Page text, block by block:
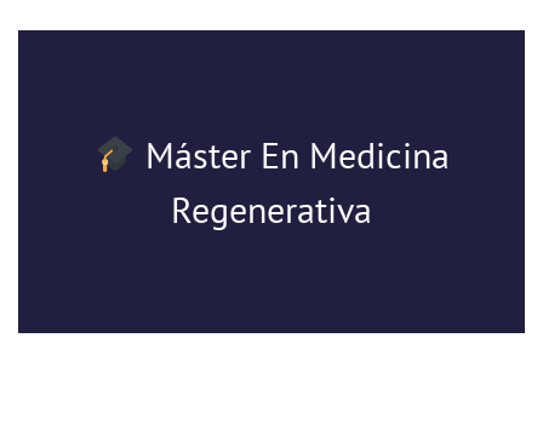
Máster En Medicina
Regenerativa